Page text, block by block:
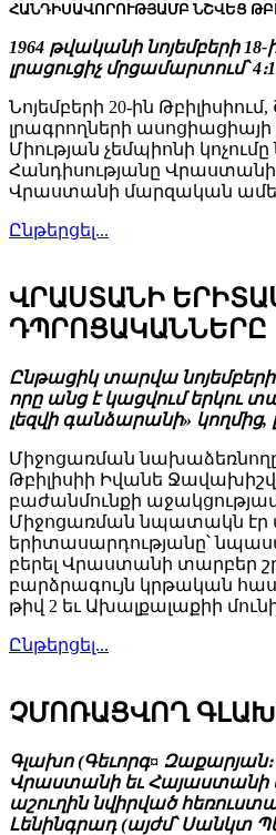
ՀԱՆԴԻՍԱՎՈՐՈՒԹՅԱՄԲ ՆՇՎԵՑ
1964 թվականի նոյեմբերի
լրացուցիչ մրցամարտում՝
Նոյեմբերի 20-ին
լրագրողների
Միության չեմպիոնի
Հանդիսությանը
Վրաստանի մարզական
Ընթերցել...
ՎՐԱՍՏԱՆԻ
ԴՊՐՈՑԱԿԱՆՆԵՐԸ
Ընթացիկ տարվա
որը անց է կացվում երկու
լեզվի գանձարանի»
Միջոցառման
Թբիլիսիի Իվանե
բաժանմունքի
Միջոցառման նպատակն էր
երիտասարդությանը՝
բերել Վրաստանի տարբեր
բարձրագույն կրթական
թիվ 2 եւ Ախալքալաքիի
Ընթերցել...
ՉՄՈՌԱՑՎՈՂ
Գլախո (Գեւորգ¤ Զաքարյան։
Վրաստանի եւ Հայաստանի
աշուղին նվիրված
Լենինգրադ (այժմ՝ Սանկտ